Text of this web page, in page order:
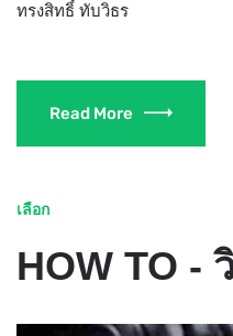
ทรงสิทธิ์ ทับวิธร
Read More
เลือก